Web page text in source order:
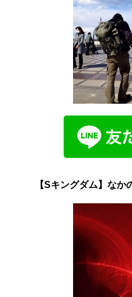
【Sキングダム】な